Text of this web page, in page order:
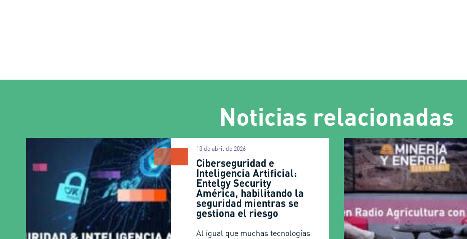
Noticias relacionadas
Ciberseguridad e
Inteligencia Artificial:
Entelgy Security
América, habilitando la
seguridad mientras se
gestiona el riesgo
13 de abril de 2026
Al igual que muchas tecnologías